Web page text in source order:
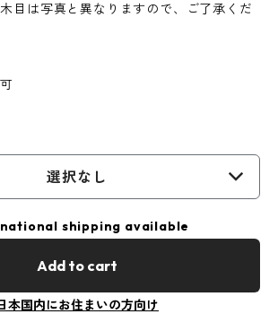
は写真と異なりますので、ご了承くだ
選択なし
shipping available
Add to cart
本国内にお住まいの方向け